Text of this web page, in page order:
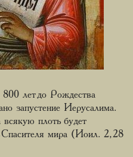
лет до Рождества
запустение Иерусалима.
плоть будет
Спасителя мира (Иоил. 2, 28